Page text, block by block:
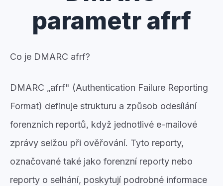
parametr afrf
Co je DMARC afrf?
DMARC „afrf" (Authentication Failure Reporting
Format) definuje strukturu a způsob odesílání
forenzních reportů, když jednotlivé e-mailové
zprávy selžou při ověřování. Tyto reporty,
označované také jako forenzní reporty nebo
reporty o selhání, poskytují podrobné informace